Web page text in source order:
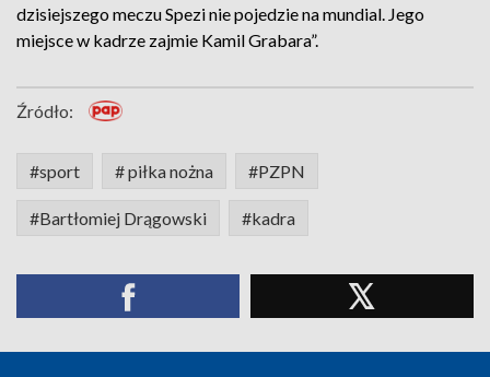
dzisiejszego meczu Spezi nie pojedzie na mundial. Jego
miejsce w kadrze zajmie Kamil Grabara”.
Źródło:
#sport # piłka nożna #PZPN
#Bartłomiej Drągowski #kadra